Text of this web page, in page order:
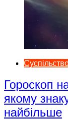
Гороскоп
якому
найбільше